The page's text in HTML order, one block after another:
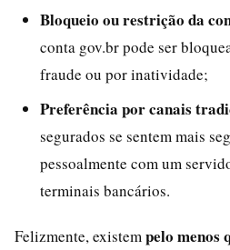
Bloqueio ou restrição da
conta gov.br pode ser
fraude ou por inatividade;
Preferência por canais
segurados se sentem mais
pessoalmente com um
terminais bancários.
Felizmente, existem pelo menos